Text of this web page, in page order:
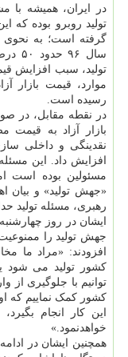
در ایران، همیشه با
تولید روبرو بوده
تولید، سبب افزایش
موارد، قیمت بازار آزاد به ۲ برابر
رسیده است.
در نقطه مقابل، در
بازار آزاد به قیمت
نقدینگی و داخلی
افزایش داد. این
مسئولین بوده است
«جهش تولید» و بیان
رهبری، مسئله تولید
جهش تولید را
افزودند: «مراد ما
کشور تولید می شود
توانیم با جلوگیری از
کشور کمک نماییم که او
این کار انجام
خواهدنمود.»
همچنین ایشان در